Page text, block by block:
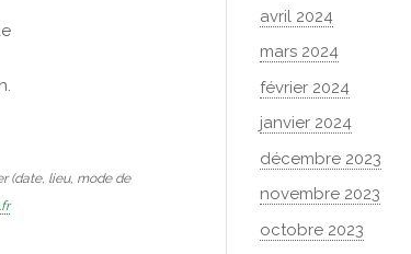
(date, lieu, mode de
avril 2024
mars 2024
février 2024
janvier 2024
décembre 2023
novembre 2023
octobre 2023